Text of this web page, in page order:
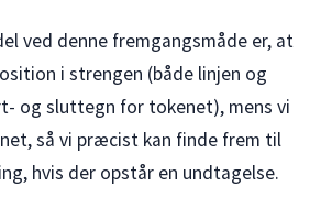
ved denne fremgangsmåde er, at
i strengen (både linjen og
og sluttegn for tokenet), mens vi
så vi præcist kan finde frem til
hvis der opstår en undtagelse.